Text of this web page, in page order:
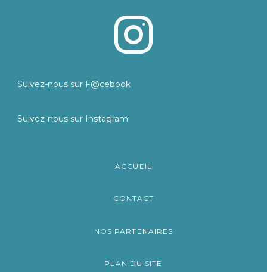
Suivez-nous sur F@cebook
Suivez-nous sur Instagram
ACCUEIL
CONTACT
NOS PARTENAIRES
PLAN DU SITE